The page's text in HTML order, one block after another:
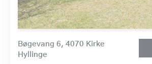
Bøgevang 6, 4070 Kirke
Hyllinge